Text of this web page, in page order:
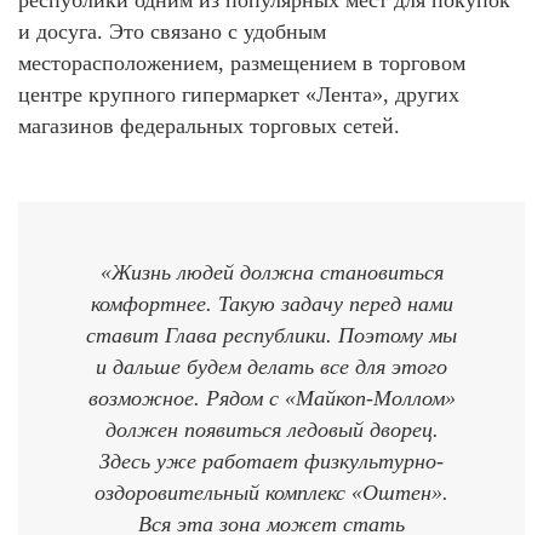
и досуга. Это связано с удобным
месторасположением, размещением в торговом
центре крупного гипермаркет «Лента», других
магазинов федеральных торговых сетей.
«Жизнь людей должна становиться
комфортнее. Такую задачу перед нами
ставит Глава республики. Поэтому мы
и дальше будем делать все для этого
возможное. Рядом с «Майкоп-Моллом»
должен появиться ледовый дворец.
Здесь уже работает физкультурно-
оздоровительный комплекс «Оштен».
Вся эта зона может стать